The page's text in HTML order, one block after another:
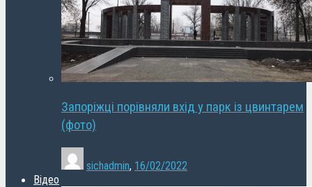
Запоріжці порівняли вхід у парк із цвинтарем
(фото)
sichadmin, 16/02/2022
Відео